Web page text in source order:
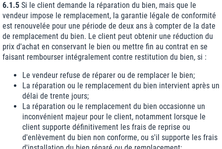
6.1.5 Si le client demande la réparation du bien, mais que le
vendeur impose le remplacement, la garantie légale de conformité
est renouvelée pour une période de deux ans à compter de la date
de remplacement du bien. Le client peut obtenir une réduction du
prix d'achat en conservant le bien ou mettre fin au contrat en se
faisant rembourser intégralement contre restitution du bien, si :
Le vendeur refuse de réparer ou de remplacer le bien;
La réparation ou le remplacement du bien intervient après un
délai de trente jours;
La réparation ou le remplacement du bien occasionne un
inconvénient majeur pour le client, notamment lorsque le
client supporte définitivement les frais de reprise ou
d'enlèvement du bien non conforme, ou s'il supporte les frais